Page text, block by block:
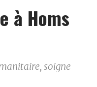
à Homs
soigne